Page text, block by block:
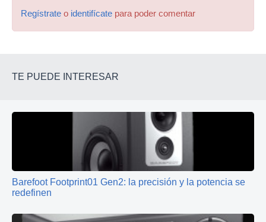
Regístrate o identifícate para poder comentar
TE PUEDE INTERESAR
Barefoot Footprint01 Gen2: la precisión y la potencia se
redefinen